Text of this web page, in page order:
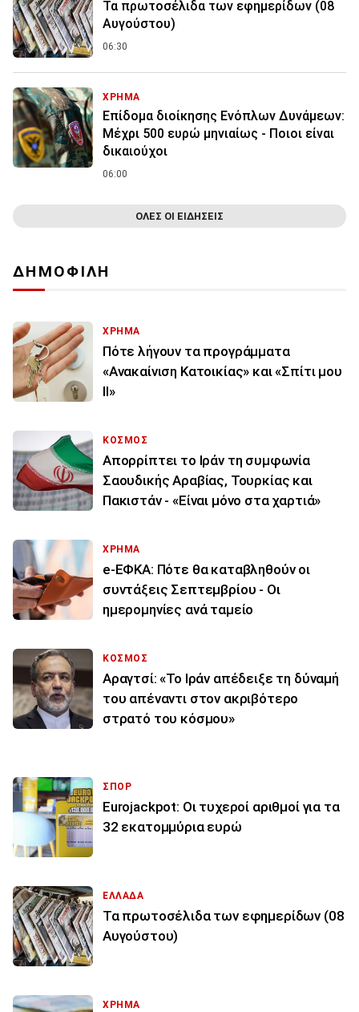
Τα πρωτοσέλιδα των εφημερίδων (08
Αυγούστου)
06:30
ΧΡΗΜΑ
Επίδομα διοίκησης Ενόπλων Δυνάμεων:
Μέχρι 500 ευρώ μηνιαίως - Ποιοι είναι
δικαιούχοι
06:00
ΟΛΕΣ ΟΙ ΕΙΔΗΣΕΙΣ
ΔΗΜΟΦΙΛΗ
ΧΡΗΜΑ
Πότε λήγουν τα προγράμματα
«Ανακαίνιση Κατοικίας» και «Σπίτι μου
ΙΙ»
ΚΟΣΜΟΣ
Απορρίπτει το Ιράν τη συμφωνία
Σαουδικής Αραβίας, Τουρκίας και
Πακιστάν - «Είναι μόνο στα χαρτιά»
ΧΡΗΜΑ
e-ΕΦΚΑ: Πότε θα καταβληθούν οι
συντάξεις Σεπτεμβρίου - Οι
ημερομηνίες ανά ταμείο
ΚΟΣΜΟΣ
Αραγτσί: «Το Ιράν απέδειξε τη δύναμή
του απέναντι στον ακριβότερο
στρατό του κόσμου»
ΣΠΟΡ
Eurojackpot: Οι τυχεροί αριθμοί για τα
32 εκατoμμύρια ευρώ
ΕΛΛΑΔΑ
Τα πρωτοσέλιδα των εφημερίδων (08
Αυγούστου)
ΧΡΗΜΑ